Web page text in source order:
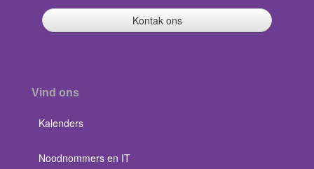
Kontak ons
Vind ons
Kalenders
Noodnommers en IT